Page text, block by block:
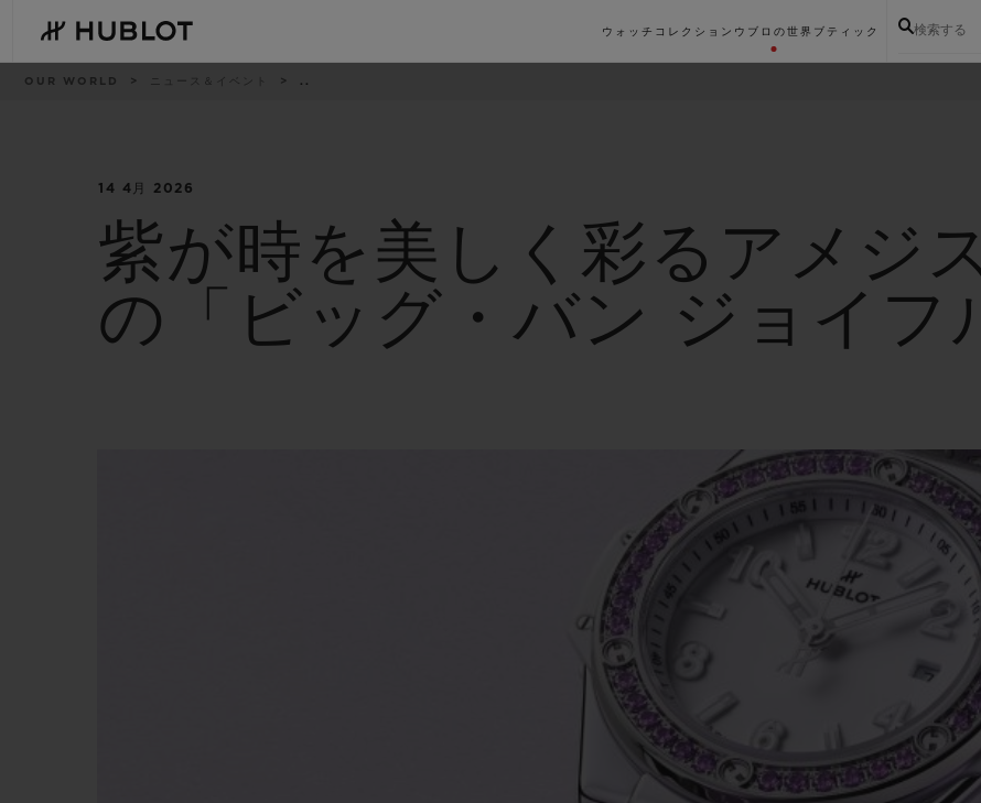
main
content
ウォッチコレクション ウブロの世界 ブティック 検索する
パ
OUR WORLD ニュース＆イベント ..
14 4月 2026
紫が時を美しく彩るアメジ
の「ビッグ・バン ジョイフ
最近の検索
最近の検索はありません
ピーチセラミック
スピリット オブ ビッグ・バン
配送日数